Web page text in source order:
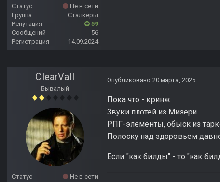
Статус
Не в сети
Группа
Сталкеры
Репутация
59
Сообщений
56
Регистрация
14.09.2024
ClearVall
Бывалый
Статус
Не в сети
Опубликовано 20 марта, 2025
Пока что - кринж.
Звуки плотей из Мизери
РПГ-элементы, обыск из
Полоску над здоровьем
Если "как билды" - то "как